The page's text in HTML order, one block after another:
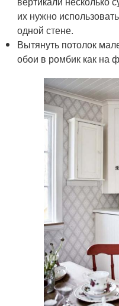
их нужно
одной стене.
Вытянуть потолок
обои в ромбик как на